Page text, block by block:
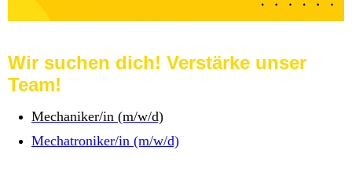
Wir suchen dich! Verstärke unser
Team!
Mechaniker/in (m/w/d)
Mechatroniker/in (m/w/d)